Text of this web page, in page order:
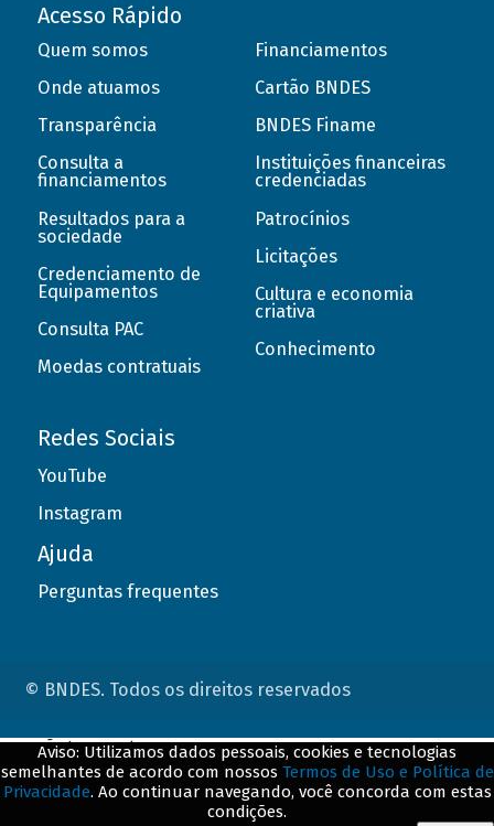
Acesso Rápido
Quem somos
Onde atuamos
Transparência
Consulta a
financiamentos
Resultados para a
sociedade
Credenciamento de
Equipamentos
Consulta PAC
Moedas contratuais
Financiamentos
Cartão BNDES
BNDES Finame
Instituições financeiras
credenciadas
Patrocínios
Licitações
Cultura e economia
criativa
Conhecimento
Redes Sociais
YouTube
Instagram
Ajuda
Perguntas frequentes
© BNDES. Todos os direitos reservados
Aviso: Utilizamos dados pessoais, cookies e tecnologias
semelhantes de acordo com nossos Termos de Uso e Política de
Privacidade. Ao continuar navegando, você concorda com estas
condições.
ConteÃºdo complementar
${title}${badge}